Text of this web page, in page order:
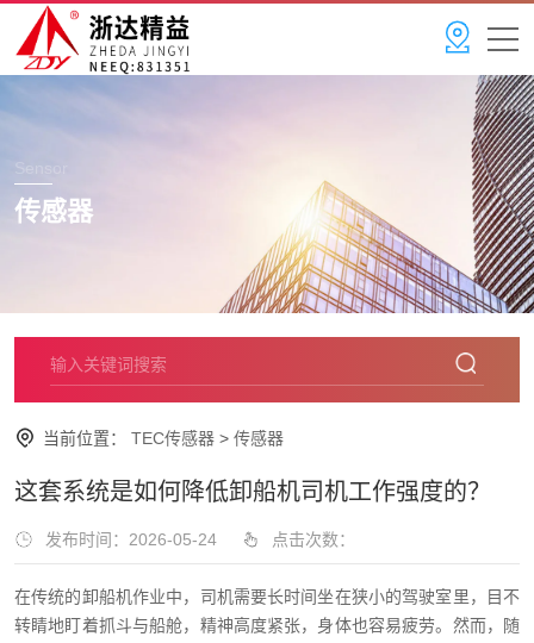
Sensor
传感器
当前位置： TEC传感器 > 传感器
这套系统是如何降低卸船机司机工作强度的？
发布时间：2026-05-24 点击次数：
在传统的卸船机作业中，司机需要长时间坐在狭小的驾驶室里，目不
转睛地盯着抓斗与船舱，精神高度紧张，身体也容易疲劳。然而，随